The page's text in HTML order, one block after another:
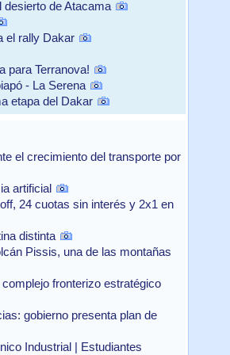
de Atacama
el rally Dakar
para Terranova!
- La Serena
etapa del Dakar
el crecimiento del transporte por
artificial
24 cuotas sin interés y 2x1 en
distinta
Pissis, una de las montañas
fronterizo estratégico
gobierno presenta plan de
Industrial | Estudiantes